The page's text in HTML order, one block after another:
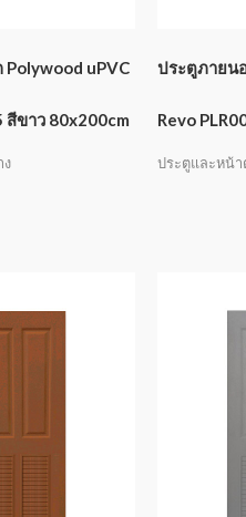
uPVC
สีขาว 80x200cm
ประตูภายน
Revo
ประตูและหน้า